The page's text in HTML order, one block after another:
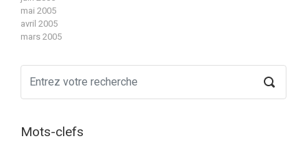
mai 2005
avril 2005
mars 2005
Mots-clefs